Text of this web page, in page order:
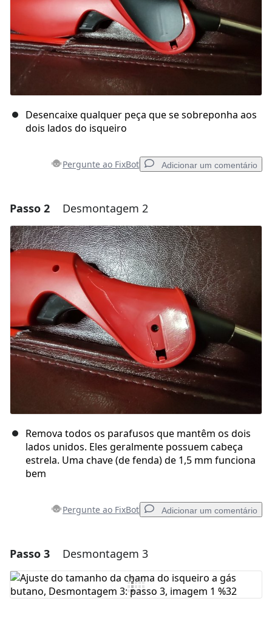
Desencaixe qualquer peça que se sobreponha aos
dois lados do isqueiro
Pergunte ao FixBot Adicionar um comentário
Adicionar um comentário
Comentar
Cancelar Postar comentário
Passo 2 Desmontagem 2
Remova todos os parafusos que mantêm os dois
lados unidos. Eles geralmente possuem cabeça
estrela. Uma chave (de fenda) de 1,5 mm funciona
bem
Pergunte ao FixBot Adicionar um comentário
Adicionar um comentário
Comentar
Passo 3 Desmontagem 3